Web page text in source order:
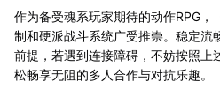
作为备受魂系玩家期待的动作RPG，
制和硬派战斗系统广受推崇。稳定流
前提，若遇到连接障碍，不妨按照上
松畅享无阻的多人合作与对抗乐趣。